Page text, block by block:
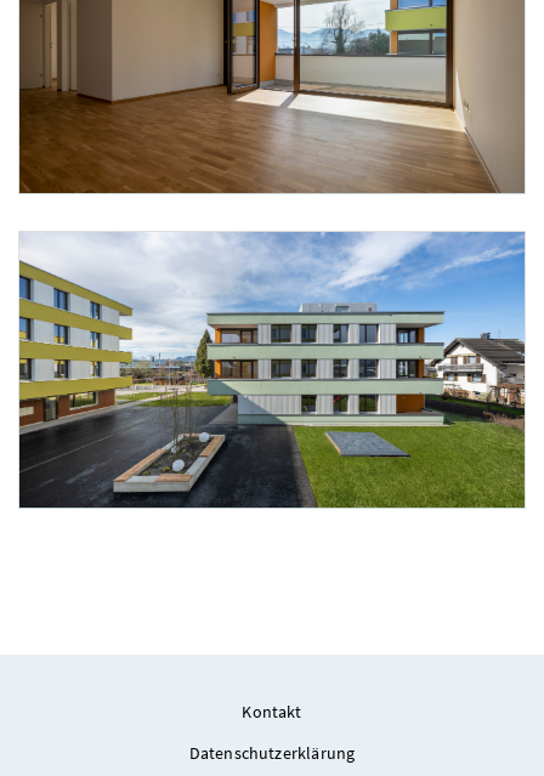
Foto 22: Alpenländische/ Florian Scherl
Kontakt
Datenschutzerklärung